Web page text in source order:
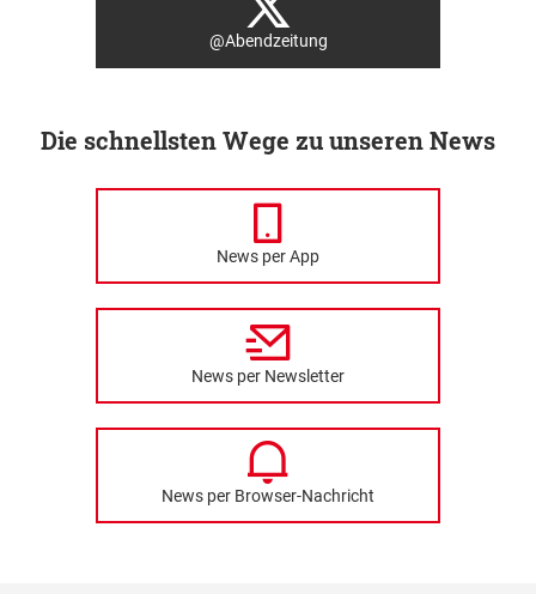
@Abendzeitung
Die schnellsten Wege zu unseren News
News per App
News per Newsletter
News per Browser-Nachricht